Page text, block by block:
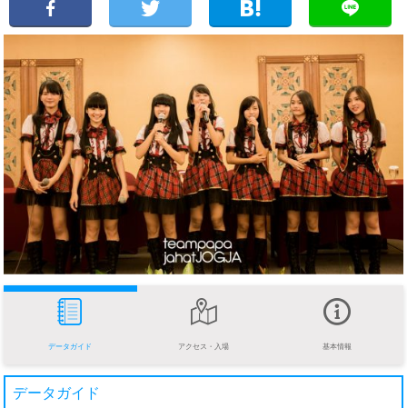
データガイド アクセス・入場 基本情報
データガイド